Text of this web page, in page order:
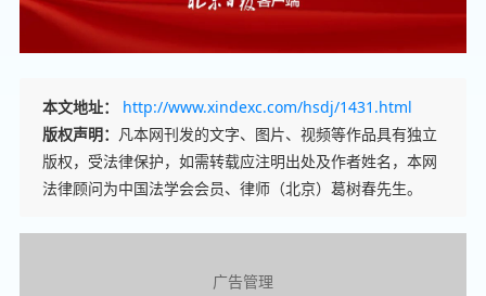
本文地址：
http://www.xindexc.com/hsdj/1431.html
版权声明： 凡本网刊发的文字、图片、视频等作品具有独立
版权，受法律保护，如需转载应注明出处及作者姓名，本网
法律顾问为中国法学会会员、律师（北京）葛树春先生。
广告管理